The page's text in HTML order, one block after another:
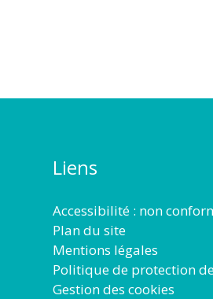
Liens
Accessibilité : non
Plan du site
Mentions légales
Politique de protection
Gestion des cookies